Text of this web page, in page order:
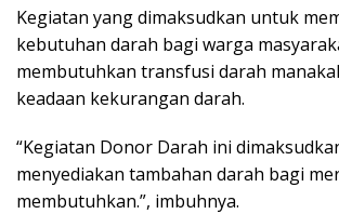
Kegiatan yang dimaksudkan untuk
kebutuhan darah bagi warga
membutuhkan transfusi darah
keadaan kekurangan darah.
“Kegiatan Donor Darah ini
menyediakan tambahan darah bagi
membutuhkan.”, imbuhnya.